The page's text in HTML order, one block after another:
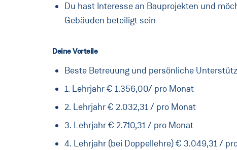
Du hast Interesse an Bauprojekten und
Gebäuden beteiligt sein
Deine Vorteile
Beste Betreuung und persönliche
1. Lehrjahr € 1.356,00/ pro Monat
2. Lehrjahr € 2.032,31 / pro Monat
3. Lehrjahr € 2.710,31 / pro Monat
4. Lehrjahr (bei Doppellehre) € 3.049,31 /